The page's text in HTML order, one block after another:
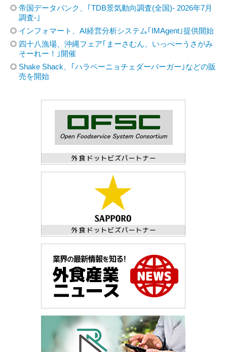
帝国データバンク、｢TDB景気動向調査(全国)- 2026年7月
調査-｣
インフォマート、AI経営分析システム｢IMAgent｣提供開始
四十八漁場、沖縄フェア｢まーさむん、いっぺーうさがみ
そーれー！｣開催
Shake Shack、｢ハラペーニョチェダーバーガー｣などの販
売を開始